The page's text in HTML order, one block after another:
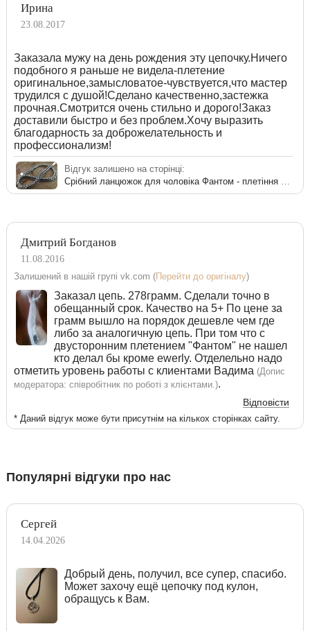
Ирина
23.08.2017
Заказала мужу на день рождения эту цепочку.Ничего
подобного я раньше не видела-плетение
оригинальное,замысловатое-чувствуется,что мастер
трудился с душой!Сделано качественно,застежка
прочная.Смотрится очень стильно и дорого!Заказ
доставили быстро и без проблем.Хочу выразить
благодарность за доброжелательность и
профессионализм!
Відгук залишено на сторінці:
Дмитрий Богданов
11.08.2016
Залишений в нашій групі vk.com (Перейти до оригіналу)
Заказал цепь. 278грамм. Сделали точно в
обещанный срок. Качество на 5+ По цене за
грамм вышло на порядок дешевле чем где
либо за аналогичную цепь. При том что с
двусторонним плетением "Фантом" не нашел
кто делал бы кроме ewerly. Отделельно надо
отметить уровень работы с клиентами Вадима (Допис
модератора: співробітник по роботі з клієнтами.).
Відповісти
* Даний відгук може бути присутнім на кількох сторінках сайту.
Популярні відгуки про нас
Сергей
14.04.2026
Добрый день, получил, все супер, спасибо.
Может захочу ещё цепочку под кулон,
обращусь к Вам.